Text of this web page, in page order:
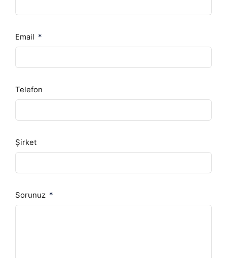
Email
Telefon
Şirket
Sorunuz